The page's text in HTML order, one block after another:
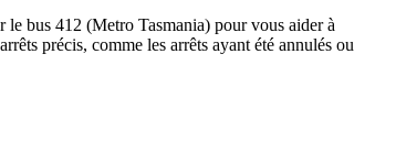
le bus 412 (Metro Tasmania) pour vous aider à
précis, comme les arrêts ayant été annulés ou